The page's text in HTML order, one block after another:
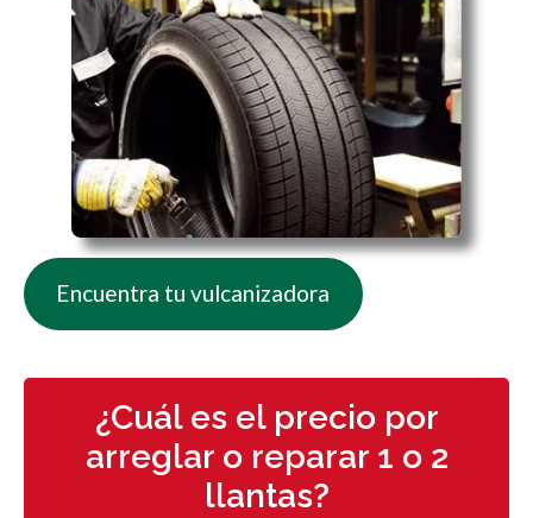
Encuentra tu vulcanizadora
¿Cuál es el precio por
arreglar o reparar 1 o 2
llantas?